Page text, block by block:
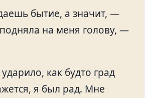
бытие, а значит, —
на меня голову, —
как будто град
я был рад. Мне